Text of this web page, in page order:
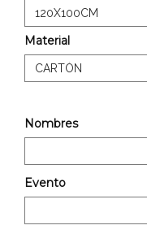
Material
Nombres
Evento